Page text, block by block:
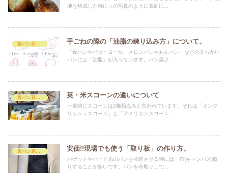
地を焼成した時に↓↓の写真のように表面に...
製パン豆知識 手ごねの際の「油脂の練り込み方」について。
「食パンやバターロール、メロンパンやあんパン」などの柔らかい
パンには「油脂」が入っています。パン屋さ...
英・米スコーンの違いについて
一般的にスコーンは2種類あると言われています。それは「イング
リッシュスコーン」と「アメリカンスコーン...
安価!!現場でも使う「取り板」の作り方。
バゲットやハード系のパンを発酵させる時には、布(キャンバス)取
りすることが多いです。パンを布取りして...